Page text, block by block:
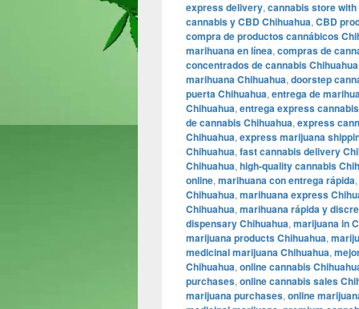
express delivery, cannabis store
cannabis y CBD Chihuahua, CBD
compra de productos cannábicos
marihuana en línea, compras de
concentrados de cannabis Chihuahua
marihuana Chihuahua, doorstep
puerta Chihuahua, entrega de
Chihuahua, entrega express
de cannabis Chihuahua, express
Chihuahua, express marijuana
Chihuahua, fast cannabis delivery
Chihuahua, high-quality cannabis
online, marihuana con entrega rápida,
Chihuahua, marihuana express
Chihuahua, marihuana rápida y
dispensary Chihuahua, marijuana in
marijuana products Chihuahua,
medicinal marijuana Chihuahua,
Chihuahua, online cannabis
purchases, online cannabis sales
marijuana purchases, online